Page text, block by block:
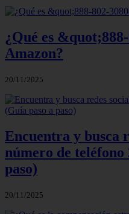
¿Qué es
Amazon?
20/11/2025
Encuentra y busca
número de teléfono
paso)
20/11/2025